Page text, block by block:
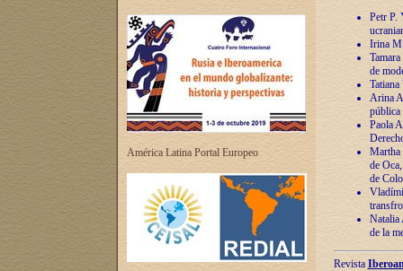
América Latina Portal Europeo
Petr P.
Irina
de
Arina
pública
Paola
Martha
de
de
Natalia
de la
Revista